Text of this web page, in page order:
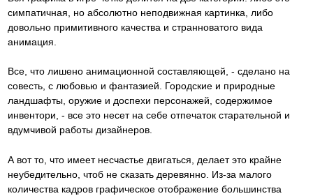
симпатичная, но абсолютно неподвижная картинка, либо
довольно примитивного качества и странноватого вида
анимация.
Все, что лишено анимационной составляющей, - сделано на
совесть, с любовью и фантазией. Городские и природные
ландшафты, оружие и доспехи персонажей, содержимое
инвентори, - все это несет на себе отпечаток старательной и
вдумчивой работы дизайнеров.
А вот то, что имеет несчастье двигаться, делает это крайне
неубедительно, чтоб не сказать деревянно. Из-за малого
количества кадров графическое отображение большинства